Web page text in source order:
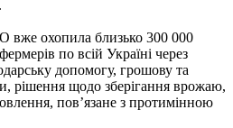
вже охопила близько 300 000
по всій Україні через
допомогу, грошову та
рішення щодо зберігання врожаю,
пов’язане з протимінною